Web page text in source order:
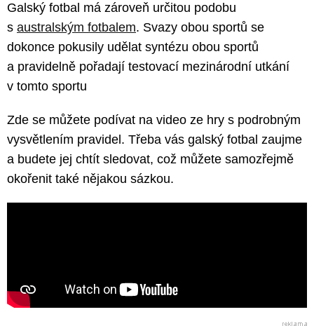
Galský fotbal má zároveň určitou podobu
s australským fotbalem. Svazy obou sportů se
dokonce pokusily udělat syntézu obou sportů
a pravidelně pořadají testovací mezinárodní utkání
v tomto sportu
Zde se můžete podívat na video ze hry s podrobným
vysvětlením pravidel. Třeba vás galský fotbal zaujme
a budete jej chtít sledovat, což můžete samozřejmě
okořenit také nějakou sázkou.